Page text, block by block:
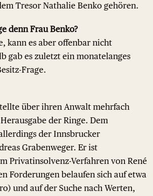
Tresor Nathalie Benko gehören.
denn Frau Benko?
kann es aber offenbar nicht
gab es zuletzt ein monatelanges
Frage.
über ihren Anwalt mehrfach
der Ringe. Dem
der Innsbrucker
Grabenweger. Er ist
Privatinsolvenz-Verfahren von René
Forderungen belaufen sich auf etwa
und auf der Suche nach Werten,